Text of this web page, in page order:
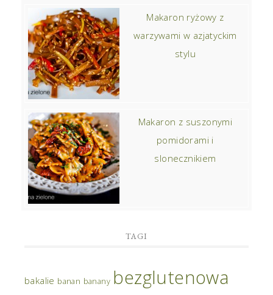
Makaron ryżowy z
warzywami w azjatyckim
stylu
Makaron z suszonymi
pomidorami i
slonecznikiem
TAGI
bakalie banan banany bezglutenowa